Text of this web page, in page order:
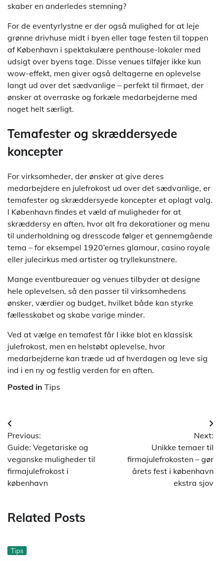
skaber en anderledes stemning?
For de eventyrlystne er der også mulighed for at leje
grønne drivhuse midt i byen eller tage festen til toppen
af København i spektakulære penthouse-lokaler med
udsigt over byens tage. Disse venues tilføjer ikke kun
wow-effekt, men giver også deltagerne en oplevelse
langt ud over det sædvanlige – perfekt til firmaet, der
ønsker at overraske og forkæle medarbejderne med
noget helt særligt.
Temafester og skræddersyede
koncepter
For virksomheder, der ønsker at give deres
medarbejdere en julefrokost ud over det sædvanlige, er
temafester og skræddersyede koncepter et oplagt valg.
I København findes et væld af muligheder for at
skræddersy en aften, hvor alt fra dekorationer og menu
til underholdning og dresscode følger et gennemgående
tema – for eksempel 1920’ernes glamour, casino royale
eller julecirkus med artister og tryllekunstnere.
Mange eventbureauer og venues tilbyder at designe
hele oplevelsen, så den passer til virksomhedens
ønsker, værdier og budget, hvilket både kan styrke
fællesskabet og skabe varige minder.
Ved at vælge en temafest får I ikke blot en klassisk
julefrokost, men en helstøbt oplevelse, hvor
medarbejderne kan træde ud af hverdagen og leve sig
ind i en ny og festlig verden for en aften.
Posted in Tips
Indlægsnavigation
Previous:
Guide: Vegetariske og
veganske muligheder til
firmajulefrokost i
københavn
Next:
Unikke temaer til
firmajulefrokosten – gør
årets fest i københavn
ekstra sjov
Related Posts
Tips